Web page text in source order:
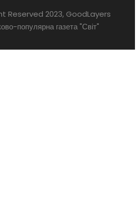
Reserved 2023, GoodLayers
популярна газета "Світ"